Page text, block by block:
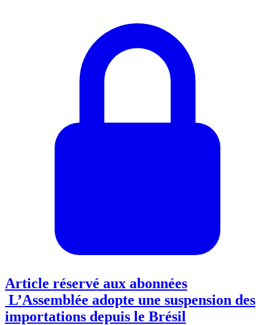
Article réservé aux abonnées
L’Assemblée adopte une suspension des
importations depuis le Brésil